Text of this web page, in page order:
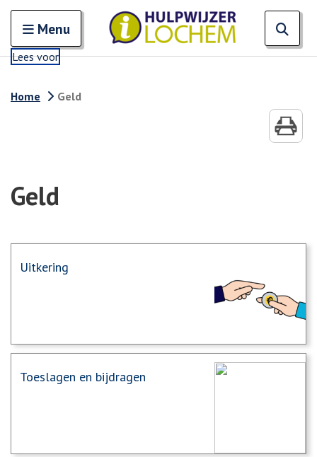
Open en sluit het
Menu
Lees voor
Home Geld
Geld
Uitkering
Toeslagen en bijdragen